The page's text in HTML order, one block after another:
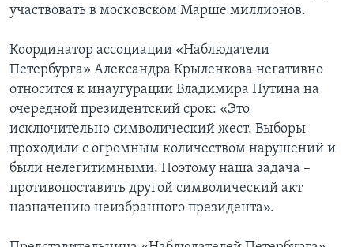
участвовать в московском Марше миллионов.
Координатор ассоциации «Наблюдатели
Петербурга» Александра Крыленкова негативно
относится к инаугурации Владимира Путина на
очередной президентский срок: «Это
исключительно символический жест. Выборы
проходили с огромным количеством нарушений и
были нелегитимными. Поэтому наша задача –
противопоставить другой символический акт
назначению неизбранного президента».